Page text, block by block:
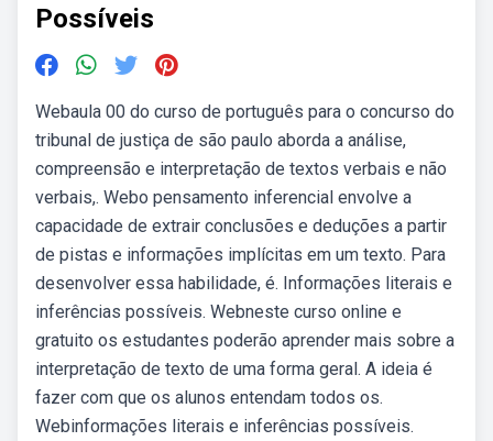
Possíveis
Webaula 00 do curso de português para o concurso do
tribunal de justiça de são paulo aborda a análise,
compreensão e interpretação de textos verbais e não
verbais,. Webo pensamento inferencial envolve a
capacidade de extrair conclusões e deduções a partir
de pistas e informações implícitas em um texto. Para
desenvolver essa habilidade, é. Informações literais e
inferências possíveis. Webneste curso online e
gratuito os estudantes poderão aprender mais sobre a
interpretação de texto de uma forma geral. A ideia é
fazer com que os alunos entendam todos os.
Webinformações literais e inferências possíveis.